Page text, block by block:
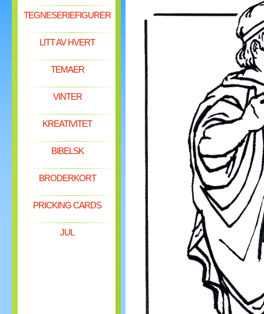
TEGNESERIEFIGURER
LITT AV HVERT
TEMAER
VINTER
KREATIVITET
BIBELSK
BRODERKORT
PRICKING CARDS
JUL